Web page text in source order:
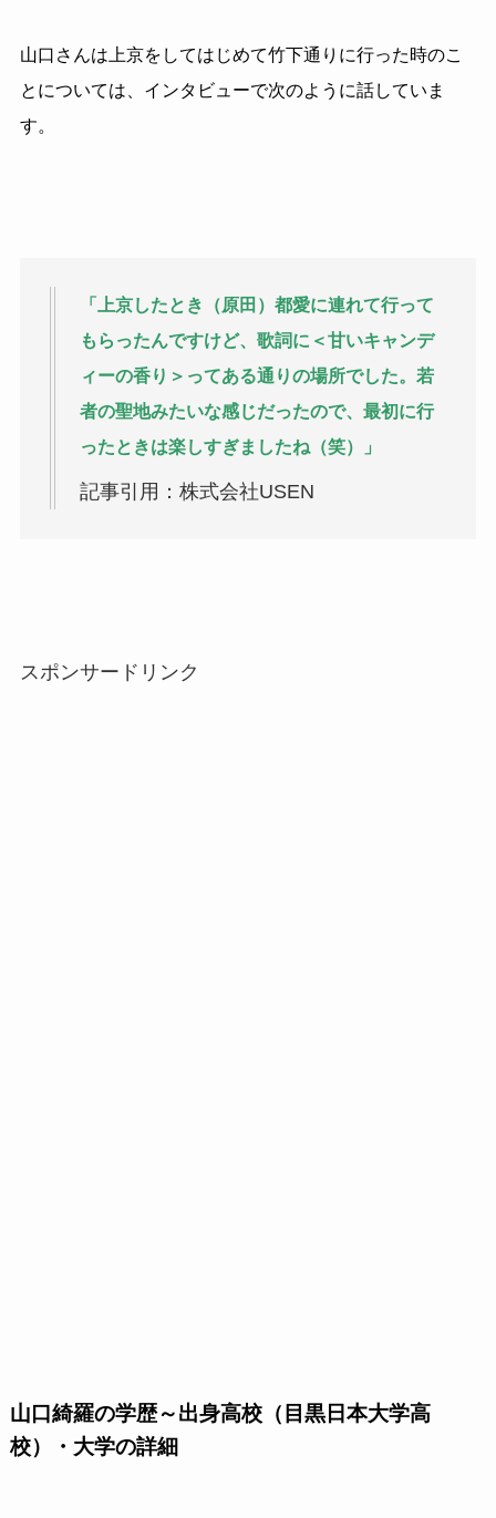
山口さんは上京をしてはじめて竹下通りに行った時のこ
とについては、インタビューで次のように話していま
す。
「上京したとき（原田）都愛に連れて行って
もらったんですけど、歌詞に＜甘いキャンデ
ィーの香り＞ってある通りの場所でした。若
者の聖地みたいな感じだったので、最初に行
ったときは楽しすぎましたね（笑）」
記事引用：株式会社USEN
スポンサードリンク
山口綺羅の学歴～出身高校（目黒日本大学高
校）・大学の詳細